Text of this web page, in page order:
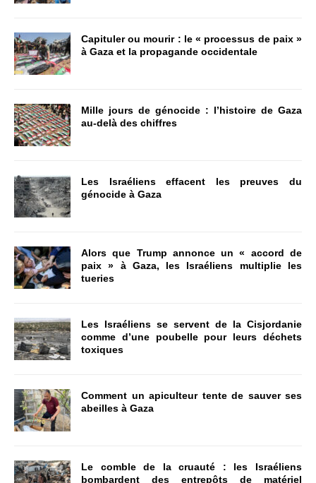
Capituler ou mourir : le « processus de paix »
à Gaza et la propagande occidentale
Mille jours de génocide : l’histoire de Gaza
au-delà des chiffres
Les Israéliens effacent les preuves du
génocide à Gaza
Alors que Trump annonce un « accord de
paix » à Gaza, les Israéliens multiplie les
tueries
Les Israéliens se servent de la Cisjordanie
comme d’une poubelle pour leurs déchets
toxiques
Comment un apiculteur tente de sauver ses
abeilles à Gaza
Le comble de la cruauté : les Israéliens
bombardent des entrepôts de matériel